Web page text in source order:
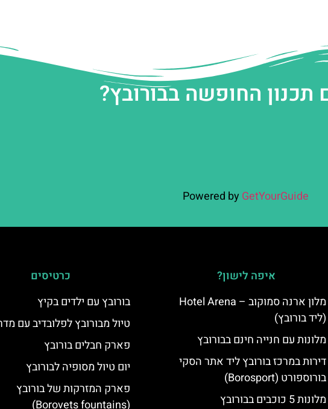
תכנון החופשה בבורובץ?
Powered by GetYourGuide
איפה לישון?
מלון ארנה סמוקוב – Hotel Arena
(ליד בורובץ)
מלונות עם חנייה חינם בבורובץ
דירות במרכז בורובץ ליד אתר הסקי
בורוספורט (Borosport)
מלונות 5 כוכבים בבורובץ
כרטיסים
בורובץ עם ילדים בקיץ
טיול מבורובץ לפלובדיב עם
פארק חבלים בורובץ
יום טיול מסופיה לבורובץ
פארק המזרקות של בורובץ
(Borovets fountains)